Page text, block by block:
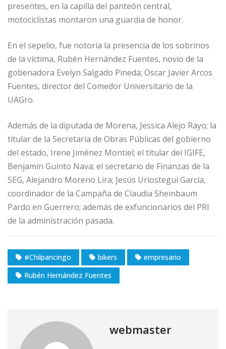
presentes, en la capilla del panteón central,
motociclistas montaron una guardia de honor.
En el sepelio, fue notoria la presencia de los sobrinos
de la víctima, Rubén Hernández Fuentes, novio de la
gobenadora Evelyn Salgado Pineda; Oscar Javier Arcos
Fuentes, director del Comedor Universitario de la
UAGro.
Además de la diputada de Morena, Jessica Alejo Rayo; la
titular de la Secretaría de Obras Públicas del gobierno
del estado, Irene Jiménez Montiel; el titular del IGIFE,
Benjamín Guinto Nava; el secretario de Finanzas de la
SEG, Alejandro Moreno Lira; Jesús Uriostegui García,
coordinador de la Campaña de Claudia Sheinbaum
Pardo en Guerrero; además de exfuncionarios del PRI
de la administración pasada.
#Chilpancingo bikers
empresario
Rubén Hernández Fuentes
webmaster